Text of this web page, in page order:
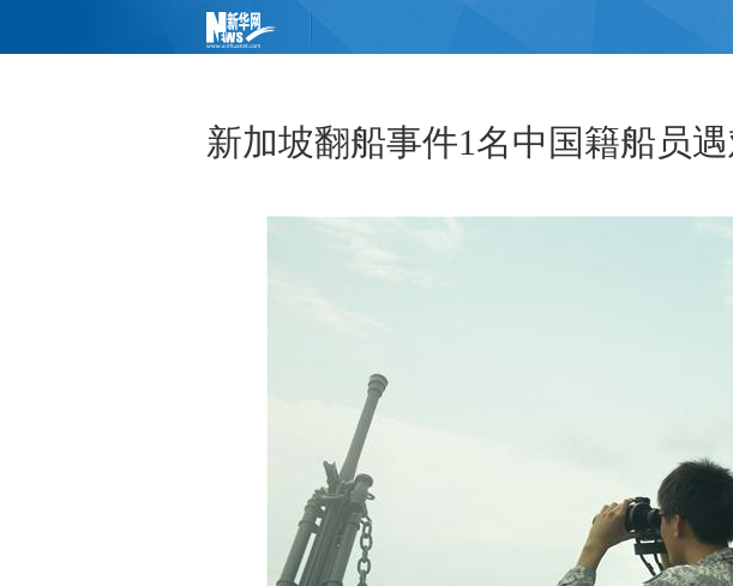
新加坡翻船事件1名中国籍船员遇